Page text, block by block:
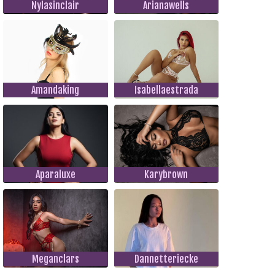
Nylasinclair Arianawells
Amandaking Isabellaestrada
Aparaluxe Karybrown
Meganclars Dannetteriecke